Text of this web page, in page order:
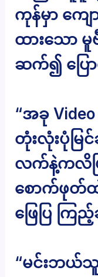
ကုန်မှာ ကျေ
ထားသော
ဆက်၍ ပြေ
“အခု
တုံးလုံးပုံမြ
လက်နဲ့ကလိပ
စောက်ဖုတ်
ဖြေပြ ကြ
“မင်းဘယ်သူ